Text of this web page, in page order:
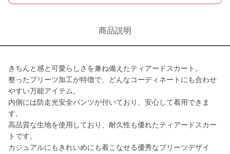
商品説明
きちんと感と可愛らしさを兼ね備えたティアードスカート。
整ったプリーツ加工が特徴で、どんなコーディネートにも合わせ
やすい万能アイテム。
内側には防走光安全パンツが付いており、安心して着用できま
す。
高品質な生地を使用しており、耐久性も優れたティアードスカー
トです。
カジュアルにもきれいめにも着こなせる優秀なプリーツデザイ